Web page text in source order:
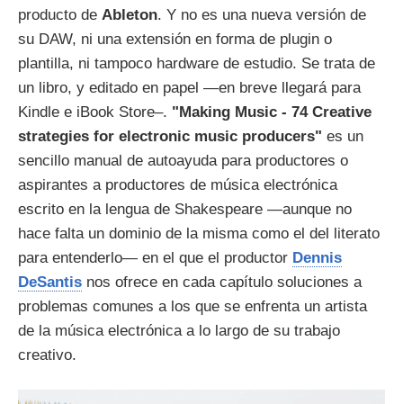
producto de Ableton. Y no es una nueva versión de
su DAW, ni una extensión en forma de plugin o
plantilla, ni tampoco hardware de estudio. Se trata de
un libro, y editado en papel —en breve llegará para
Kindle e iBook Store–. "Making Music - 74 Creative
strategies for electronic music producers" es un
sencillo manual de autoayuda para productores o
aspirantes a productores de música electrónica
escrito en la lengua de Shakespeare —aunque no
hace falta un dominio de la misma como el del literato
para entenderlo— en el que el productor Dennis
DeSantis nos ofrece en cada capítulo soluciones a
problemas comunes a los que se enfrenta un artista
de la música electrónica a lo largo de su trabajo
creativo.